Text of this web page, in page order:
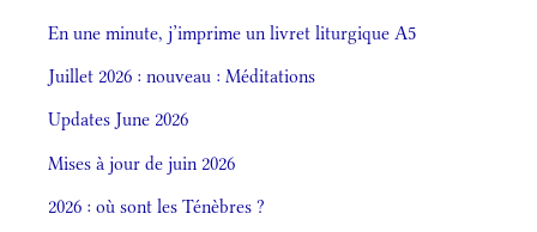
En une minute, j’imprime un livret liturgique A5
Juillet 2026 : nouveau : Méditations
Updates June 2026
Mises à jour de juin 2026
2026 : où sont les Ténèbres ?